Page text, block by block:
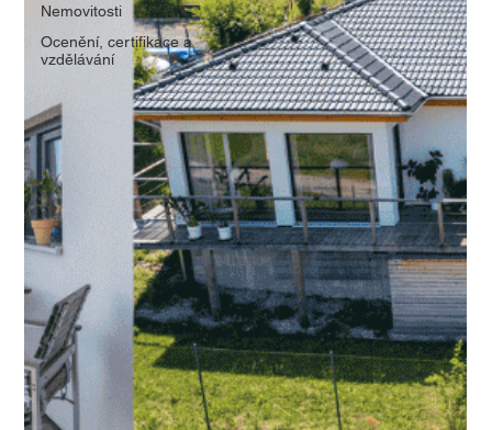
Nemovitosti
Ocenění, certifikace a
vzdělávání